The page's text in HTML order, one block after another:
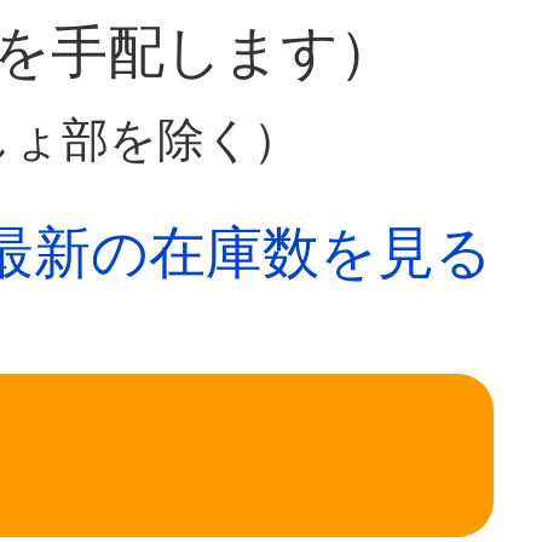
手配します）
部を除く）
新の在庫数を見る